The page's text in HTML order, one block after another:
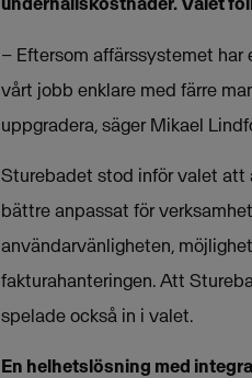
– Eftersom affärssystemet
vårt jobb enklare med färre
uppgradera, säger Mikael
Sturebadet stod inför valet att
bättre anpassat för
användarvänligheten,
fakturahanteringen. Att
spelade också in i valet.
En helhetslösning med